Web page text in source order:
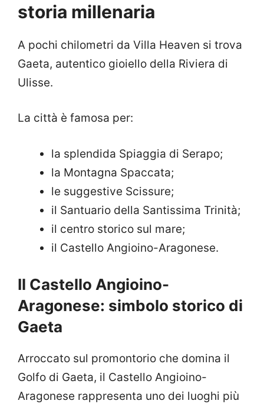
storia millenaria
A pochi chilometri da Villa Heaven si trova
Gaeta, autentico gioiello della Riviera di
Ulisse.
La città è famosa per:
la splendida Spiaggia di Serapo;
la Montagna Spaccata;
le suggestive Scissure;
il Santuario della Santissima Trinità;
il centro storico sul mare;
il Castello Angioino-Aragonese.
Il Castello Angioino-
Aragonese: simbolo storico di
Gaeta
Arroccato sul promontorio che domina il
Golfo di Gaeta, il Castello Angioino-
Aragonese rappresenta uno dei luoghi più